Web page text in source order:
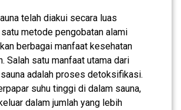
telah diakui secara luas
metode pengobatan alami
berbagai manfaat kesehatan
Salah satu manfaat utama dari
adalah proses detoksifikasi.
suhu tinggi di dalam sauna,
dalam jumlah yang lebih